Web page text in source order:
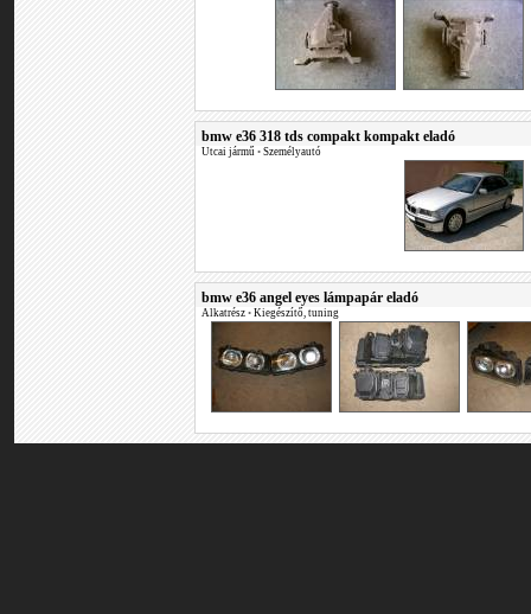
bmw e36 318 tds compakt kompakt eladó
Utcai jármű • Személyautó
bmw e36 angel eyes lámpapár eladó
Alkatrész • Kiegészítő, tuning